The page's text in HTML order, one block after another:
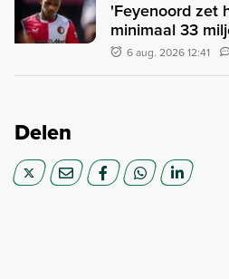
'Feyenoord zet
minimaal 33
6 aug. 2026 12:41
Delen